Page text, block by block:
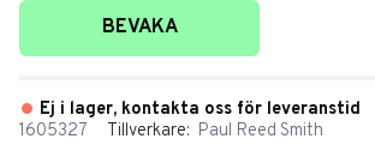
Lägg till i favoriter
BEVAKA
Ej i lager, kontakta oss för leveranstid
1605327
Tillverkare Paul Reed Smith